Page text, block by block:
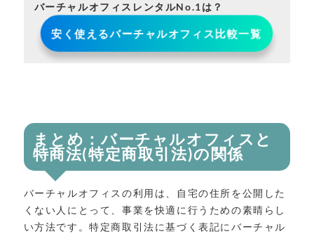
バーチャルオフィスレンタルNo.1は？
安く使えるバーチャルオフィス比較一覧
まとめ：バーチャルオフィスと
特商法(特定商取引法)の関係
バーチャルオフィスの利用は、自宅の住所を公開した
くない人にとって、事業を快適に行うための素晴らし
い方法です。特定商取引法に基づく表記にバーチャル